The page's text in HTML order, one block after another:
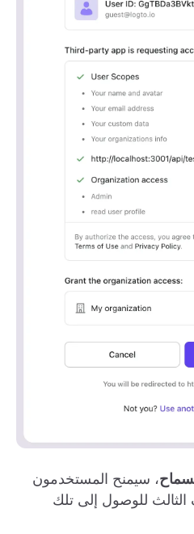
، سيمنح المستخدمون
للوصول إلى تلك